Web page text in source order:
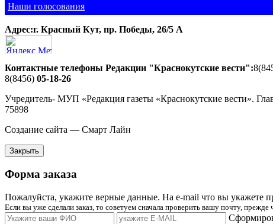
Наши голосования
Адрес:г. Красный Кут, пр. Победы, 26/5 A
Контактные телефоны Редакции "Краснокутские вести":
8(8456) 05-18-26
Учредитель- МУП «Редакция газеты «Краснокутские вести».
75898
Создание сайта — Смарт Лайн
Закрыть
Форма заказа
Пожалуйста, укажите верные данные. На e-mail что вы укажете
Если вы уже сделали заказ, то советуем сначала проверить вашу почту,